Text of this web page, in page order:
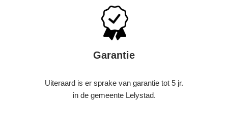
Garantie
Uiteraard is er sprake van garantie tot 5 jr.
in de gemeente Lelystad.